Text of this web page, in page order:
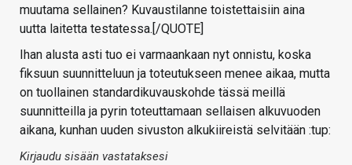
muutama sellainen? Kuvaustilanne toistettaisiin aina
uutta laitetta testatessa.[/QUOTE]
Ihan alusta asti tuo ei varmaankaan nyt onnistu, koska
fiksuun suunnitteluun ja toteutukseen menee aikaa, mutta
on tuollainen standardikuvauskohde tässä meillä
suunnitteilla ja pyrin toteuttamaan sellaisen alkuvuoden
aikana, kunhan uuden sivuston alkukiireistä selvitään :tup:
Kirjaudu sisään vastataksesi